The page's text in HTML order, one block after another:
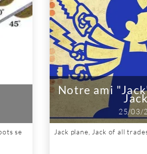
se
Notre ami
25/03/
Jack plane, Jack of all